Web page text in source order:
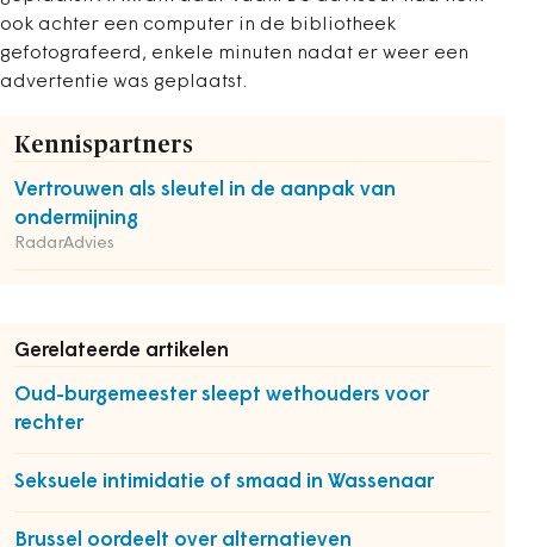
ook achter een computer in de bibliotheek
gefotografeerd, enkele minuten nadat er weer een
advertentie was geplaatst.
Kennispartners
Vertrouwen als sleutel in de aanpak van
ondermijning
RadarAdvies
Gerelateerde artikelen
Oud-burgemeester sleept wethouders voor
rechter
Seksuele intimidatie of smaad in Wassenaar
Brussel oordeelt over alternatieven